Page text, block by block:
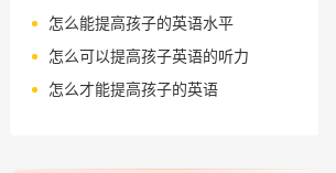
怎么能提高孩子的英语水平
怎么可以提高孩子英语的听力
怎么才能提高孩子的英语